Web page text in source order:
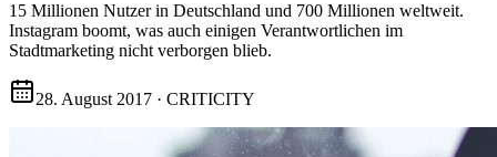
15 Millionen Nutzer in Deutschland und 700 Millionen weltweit.
Instagram boomt, was auch einigen Verantwortlichen im
Stadtmarketing nicht verborgen blieb.
28. August 2017 · CRITICITY